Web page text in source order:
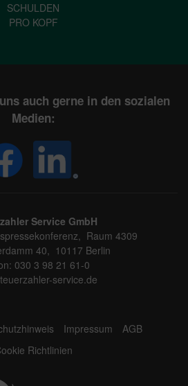
SCHULDEN
PRO KOPF
auch gerne in den sozialen
Medien:
Service GmbH
Raum 4309
40, 10117 Berlin
030 3 98 21 61-0
service.de
Impressum
AGB
Richtlinien